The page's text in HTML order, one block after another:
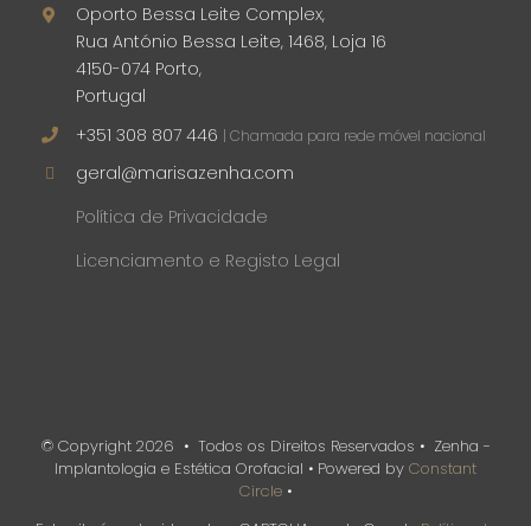
Oporto Bessa Leite Complex,
Rua António Bessa Leite, 1468, Loja 16
4150-074 Porto,
Portugal
+351 308 807 446 | Chamada para rede móvel nacional
geral@marisazenha.com
Política de Privacidade
Licenciamento e Registo Legal
© Copyright 2026 • Todos os Direitos Reservados • Zenha -
Implantologia e Estética Orofacial • Powered by Constant
Circle •